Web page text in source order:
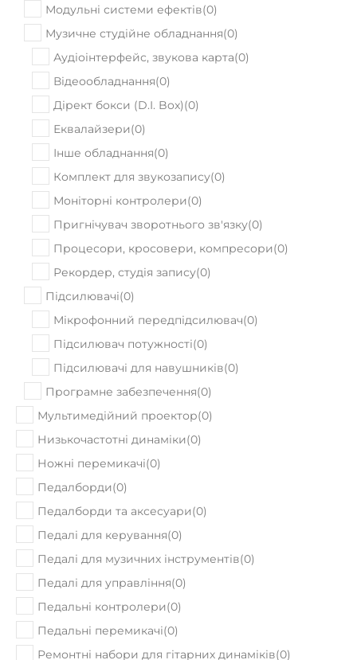
Модульні системи ефектів(0)
Музичне студійне обладнання(0)
Аудіоінтерфейс, звукова карта(0)
Відеообладнання(0)
Дірект бокси (D.I. Box)(0)
Еквалайзери(0)
Інше обладнання(0)
Комплект для звукозапису(0)
Моніторні контролери(0)
Пригнічувач зворотнього зв'язку(0)
Процесори, кросовери, компресори(0)
Рекордер, студія запису(0)
Підсилювачі(0)
Мікрофонний передпідсилювач(0)
Підсилювач потужності(0)
Підсилювачі для навушників(0)
Програмне забезпечення(0)
Мультимедійний проектор(0)
Низькочастотні динаміки(0)
Ножні перемикачі(0)
Педалборди(0)
Педалборди та аксесуари(0)
Педалі для керування(0)
Педалі для музичних інструментів(0)
Педалі для управління(0)
Педальні контролери(0)
Педальні перемикачі(0)
Ремонтні набори для гітарних динаміків(0)